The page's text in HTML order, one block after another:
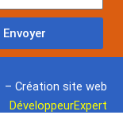
Envoyer
Création site web
DéveloppeurExpert